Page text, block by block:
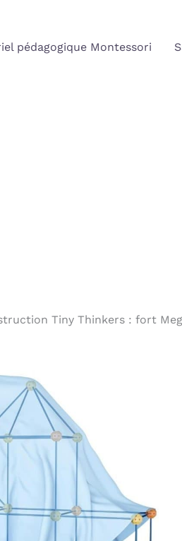
pédagogique Montessori
Tiny Thinkers : fort